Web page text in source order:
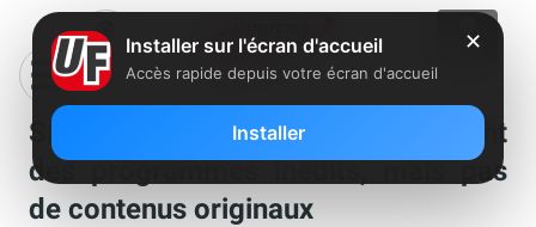
Salto proposera à son lancement
des programmes inédits, mais pas
de contenus originaux
✕
Installer sur l'écran d'accueil
Accès rapide depuis votre écran d'accueil
Installer